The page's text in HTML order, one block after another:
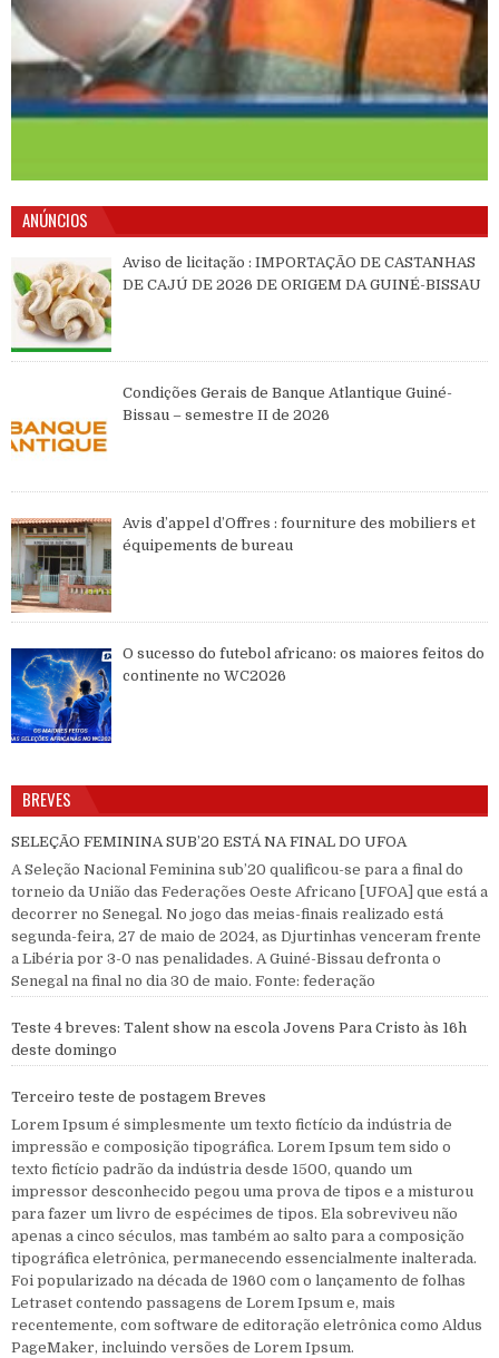
ANÚNCIOS
Aviso de licitação : IMPORTAÇÃO DE CASTANHAS
DE CAJÚ DE 2026 DE ORIGEM DA GUINÉ-BISSAU
Condições Gerais de Banque Atlantique Guiné-
Bissau – semestre II de 2026
Avis d’appel d’Offres : fourniture des mobiliers et
équipements de bureau
O sucesso do futebol africano: os maiores feitos do
continente no WC2026
BREVES
SELEÇÃO FEMININA SUB’20 ESTÁ NA FINAL DO UFOA
A Seleção Nacional Feminina sub’20 qualificou-se para a final do
torneio da União das Federações Oeste Africano [UFOA] que está a
decorrer no Senegal. No jogo das meias-finais realizado está
segunda-feira, 27 de maio de 2024, as Djurtinhas venceram frente
a Libéria por 3-0 nas penalidades. A Guiné-Bissau defronta o
Senegal na final no dia 30 de maio. Fonte: federação
Teste 4 breves: Talent show na escola Jovens Para Cristo às 16h
deste domingo
Terceiro teste de postagem Breves
Lorem Ipsum é simplesmente um texto fictício da indústria de
impressão e composição tipográfica. Lorem Ipsum tem sido o
texto fictício padrão da indústria desde 1500, quando um
impressor desconhecido pegou uma prova de tipos e a misturou
para fazer um livro de espécimes de tipos. Ela sobreviveu não
apenas a cinco séculos, mas também ao salto para a composição
tipográfica eletrônica, permanecendo essencialmente inalterada.
Foi popularizado na década de 1960 com o lançamento de folhas
Letraset contendo passagens de Lorem Ipsum e, mais
recentemente, com software de editoração eletrônica como Aldus
PageMaker, incluindo versões de Lorem Ipsum.